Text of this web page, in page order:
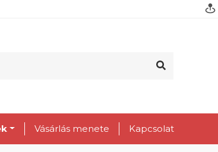
Vásárlás menete Kapcsolat